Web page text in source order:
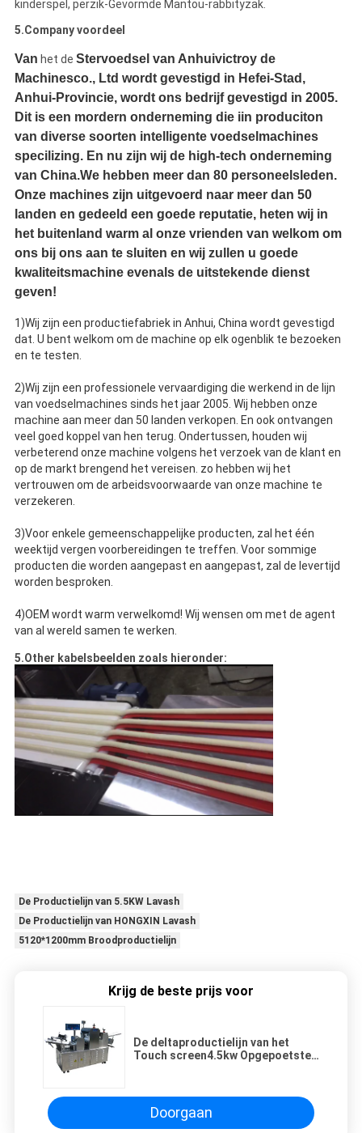
kinderspel, perzik-Gevormde Mantou-rabbityzak.
5.Company voordeel
Van het de Stervoedsel van Anhuivictroy de
Machinesco., Ltd wordt gevestigd in Hefei-Stad,
Anhui-Provincie, wordt ons bedrijf gevestigd in 2005.
Dit is een mordern onderneming die iin produciton
van diverse soorten intelligente voedselmachines
specilizing. En nu zijn wij de high-tech onderneming
van China.We hebben meer dan 80 personeelsleden.
Onze machines zijn uitgevoerd naar meer dan 50
landen en gedeeld een goede reputatie, heten wij in
het buitenland warm al onze vrienden van welkom om
ons bij ons aan te sluiten en wij zullen u goede
kwaliteitsmachine evenals de uitstekende dienst
geven!
1)Wij zijn een productiefabriek in Anhui, China wordt gevestigd
dat. U bent welkom om de machine op elk ogenblik te bezoeken
en te testen.
2)Wij zijn een professionele vervaardiging die werkend in de lijn
van voedselmachines sinds het jaar 2005. Wij hebben onze
machine aan meer dan 50 landen verkopen. En ook ontvangen
veel goed koppel van hen terug. Ondertussen, houden wij
verbeterend onze machine volgens het verzoek van de klant en
op de markt brengend het vereisen. zo hebben wij het
vertrouwen om de arbeidsvoorwaarde van onze machine te
verzekeren.
3)Voor enkele gemeenschappelijke producten, zal het één
weektijd vergen voorbereidingen te treffen. Voor sommige
producten die worden aangepast en aangepast, zal de levertijd
worden besproken.
4)OEM wordt warm verwelkomd! Wij wensen om met de agent
van al wereld samen te werken.
5.Other kabelsbeelden zoals hieronder:
De Productielijn van 5.5KW Lavash
De Productielijn van HONGXIN Lavash
5120*1200mm Broodproductielijn
Krijg de beste prijs voor
De deltaproductielijn van het
Touch screen4.5kw Opgepoetste
Doorgaan